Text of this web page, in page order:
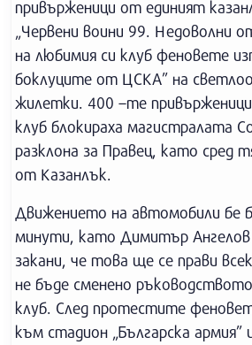
привърженици от единият
„Червени воини 99. Недоволни
на любимия си клуб феновете
боклуците от ЦСКА” на
жилетки. 400 –те
клуб блокираха магистралата
разклона за Правец, като сред
от Казанлък.
Движението на автомобили бе
минути, като Димитър
закани, че това ще се прави
не бъде сменено
клуб. След протестите
към стадион „Българска армия”